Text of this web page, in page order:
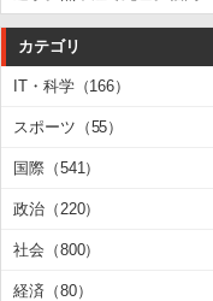
カテゴリ
IT・科学（166）
スポーツ（55）
国際（541）
政治（220）
社会（800）
経済（80）